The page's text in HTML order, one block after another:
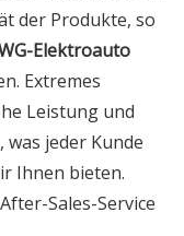
der Produkte, so
Elektroauto
Extremes
Leistung und
jeder Kunde
Ihnen bieten.
Sales-Service